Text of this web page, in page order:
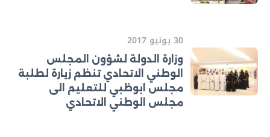
30 يونيو 2017
وزارة الدولة لشؤون المجلس
الوطني الاتحادي تنظم زيارة لطلبة
مجلس ابوظبي للتعليم الى
مجلس الوطني الاتحادي